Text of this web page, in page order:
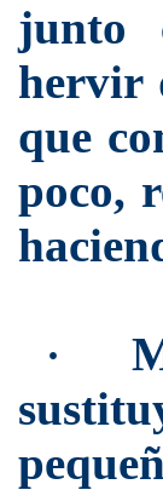
junto
hervir
que
poco,
·